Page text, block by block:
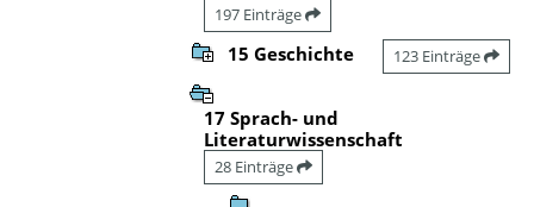
197 Einträge
15 Geschichte 123 Einträge
17 Sprach- und
Literaturwissenschaft
28 Einträge